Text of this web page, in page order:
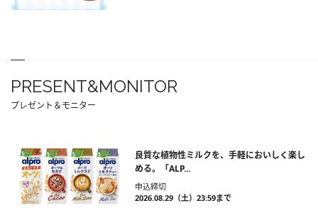
PRESENT&MONITOR
プレゼント＆モニター
良質な植物性ミルクを、手軽においしく楽し
める。「ALP...
申込締切
2026.08.29（土）23:59まで